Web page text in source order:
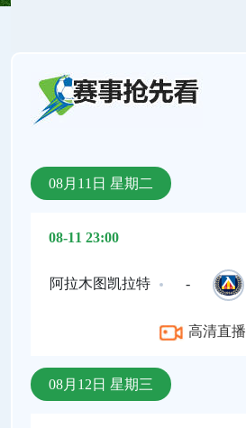
08月11日 星期二
08-11 23:00
阿拉木图凯拉特 -
高清直播
08月12日 星期三